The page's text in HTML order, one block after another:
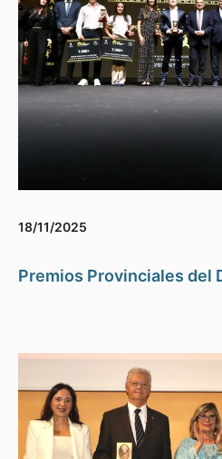
18/11/2025
Premios Provinciales del